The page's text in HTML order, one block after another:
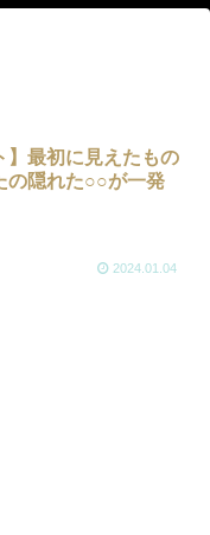
】最初に見えたもの
の隠れた○○が一発
2024.01.04